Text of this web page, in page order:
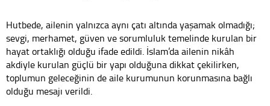
Hutbede, ailenin yalnızca aynı çatı altında yaşamak olmadığı;
sevgi, merhamet, güven ve sorumluluk temelinde kurulan bir
hayat ortaklığı olduğu ifade edildi. İslam’da ailenin nikâh
akdiyle kurulan güçlü bir yapı olduğuna dikkat çekilirken,
toplumun geleceğinin de aile kurumunun korunmasına bağlı
olduğu mesajı verildi.